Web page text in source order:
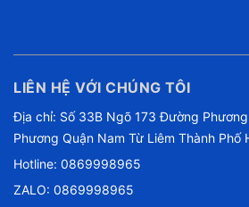
LIÊN HỆ VỚI CHÚNG TÔI
Địa chỉ: Số 33B Ngõ 173 Đường
Phương Quận Nam Từ Liêm Thành Phố
Hotline: 0869998965
ZALO: 0869998965